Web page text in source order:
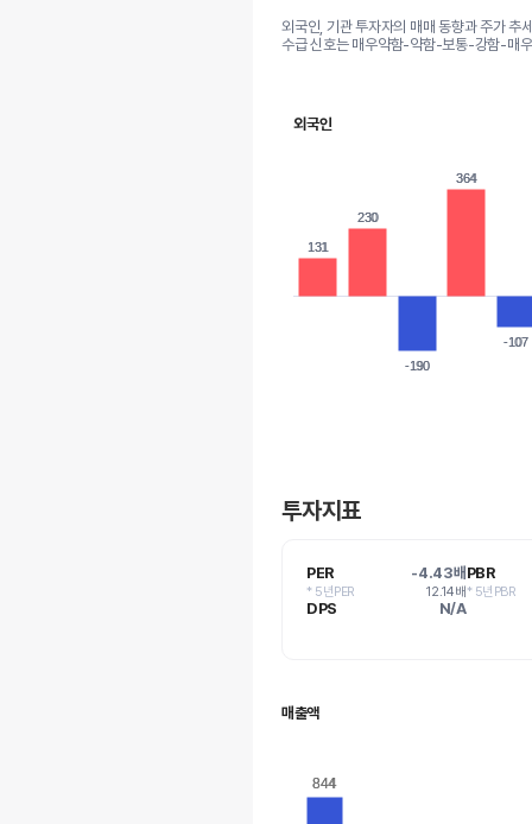
외국인, 기관 투자자의 매매 동향과 주가 추
수급 신호는 매우약함-약함-보통-강함-매
외국인
131
131
230
230
-190
-190
364
364
-107
-107
투자지표
PER -4.43배
* 5년PER 12.14배
PBR
* 5년PBR
DPS N/A
매출액
844
844